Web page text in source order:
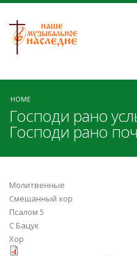
HOME
Господи рано
Господи рано
Молитвенные
Смешанный хор
Псалом 5
С Бацук
Хор